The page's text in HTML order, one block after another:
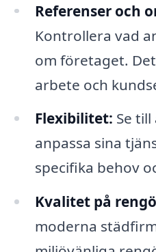
Referenser och
Kontrollera vad
om företaget.
arbete och
Flexibilitet: Se
anpassa sina
specifika behov
Kvalitet på
moderna